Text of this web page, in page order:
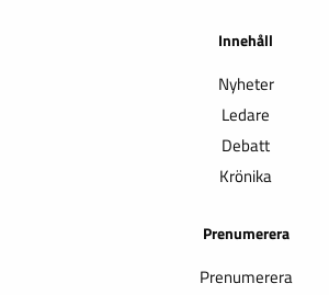
Innehåll
Nyheter
Ledare
Debatt
Krönika
Prenumerera
Prenumerera